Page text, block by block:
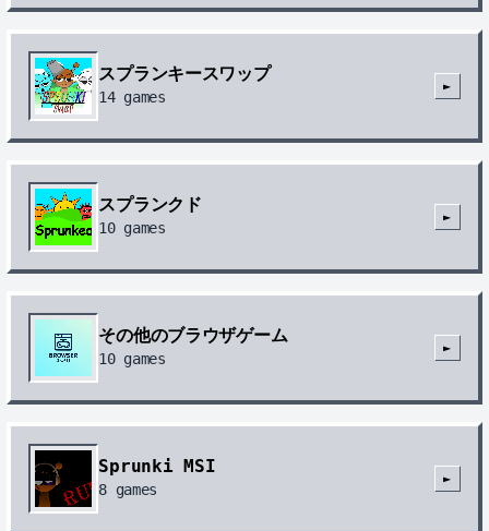
スプランキースワップ
14games
►
スプランクド
10games
►
その他のブラウザゲーム
10games
►
Sprunki MSI
8 games
►